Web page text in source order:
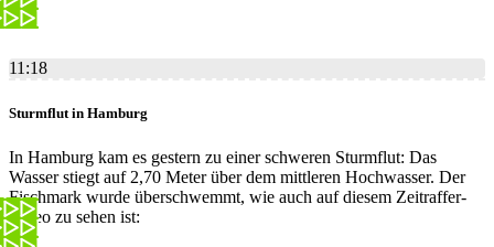
11:18
Sturmflut in Hamburg
In Hamburg kam es gestern zu einer schweren Sturmflut: Das
Wasser stiegt auf 2,70 Meter über dem mittleren Hochwasser. Der
Fischmark wurde überschwemmt, wie auch auf diesem Zeitraffer-
Video zu sehen ist: